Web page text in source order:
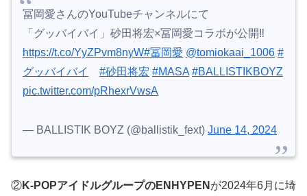
冨岡愛さんのYouTubeチャンネルにて
「グッバイバイ」砂田将宏×冨岡愛コラボが公開‼︎
https://t.co/YyZPvm8nyW#冨岡愛 @tomiokaai_1006 #
グッバイバイ
#砂田将宏 #MASA #BALLISTIKBOYZ
pic.twitter.com/pRhexrVwsA
— BALLISTIK BOYZ (@ballistik_fext) June 14, 2024
②K-POPアイドルグループのENHYPEN が2024年6月に埼